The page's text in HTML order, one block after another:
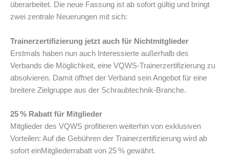
überarbeitet. Die neue Fassung ist ab sofort gültig und bringt
zwei zentrale Neuerungen mit sich:
Trainerzertifizierung jetzt auch für Nichtmitglieder
Erstmals haben nun auch Interessierte außerhalb des
Verbands die Möglichkeit, eine VQWS-Trainerzertifizierung zu
absolvieren. Damit öffnet der Verband sein Angebot für eine
breitere Zielgruppe aus der Schraubtechnik-Branche.
25 % Rabatt für Mitglieder
Mitglieder des VQWS profitieren weiterhin von exklusiven
Vorteilen: Auf die Gebühren der Trainerzertifizierung wird ab
sofort einMitgliederrabatt von 25 % gewährt.